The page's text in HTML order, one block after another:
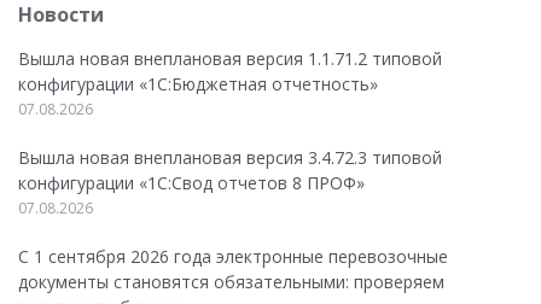
Новости
Вышла новая внеплановая версия 1.1.71.2 типовой
конфигурации «1C:Бюджетная отчетность»
07.08.2026
Вышла новая внеплановая версия 3.4.72.3 типовой
конфигурации «1C:Свод отчетов 8 ПРОФ»
07.08.2026
С 1 сентября 2026 года электронные перевозочные
документы становятся обязательными: проверяем